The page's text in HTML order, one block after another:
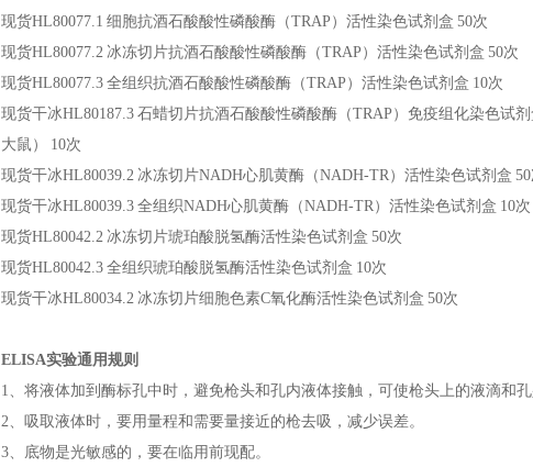
现货HL80077.1 细胞抗酒石酸酸性磷酸酶（TRAP）活性染色试剂盒 50次
现货HL80077.2 冰冻切片抗酒石酸酸性磷酸酶（TRAP）活性染色试剂盒 50次
现货HL80077.3 全组织抗酒石酸酸性磷酸酶（TRAP）活性染色试剂盒 10次
现货干冰HL80187.3 石蜡切片抗酒石酸酸性磷酸酶（TRAP）免疫组化染色试
大鼠）
10次
现货干冰HL80039.2 冰冻切片NADH心肌黄酶（NADH-TR）活性染色试剂盒
现货干冰HL80039.3 全组织NADH心肌黄酶（NADH-TR）活性染色试剂盒 10次
现货HL80042.2 冰冻切片琥珀酸脱氢酶活性染色试剂盒 50次
现货HL80042.3 全组织琥珀酸脱氢酶活性染色试剂盒 10次
现货干冰HL80034.2 冰冻切片细胞色素C氧化酶活性染色试剂盒 50次
ELISA实验通用规则
1、将液体加到酶标孔中时，避免枪头和孔内液体接触，可使枪头上的液滴和
2、吸取液体时，要用量程和需要量接近的枪去吸，减少误差。
3、底物是光敏感的，要在临用前现配。